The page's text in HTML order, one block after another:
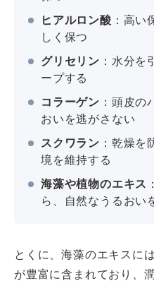
ヒアルロン酸 ：高い
しく保つ
グリセリン ：水分を
ープする
コラーゲン ：頭皮の
おいを逃がさない
スクワラン ：乾燥を
境を維持する
海藻や植物のエキス
ら、自然なうるおい
とくに、海藻のエキスに
が豊富に含まれており、